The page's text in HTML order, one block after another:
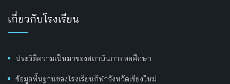
เกี่ยวกับโรงเรียน
ประวัติความเป็นมาของสถาบันการพลศึกษา
ข้อมูลพื้นฐานของโรงเรียนกีฬาจังหวัดเชียงใหม่